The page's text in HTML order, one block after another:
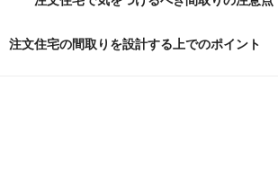
注文住宅の間取りを設計する上でのポイント